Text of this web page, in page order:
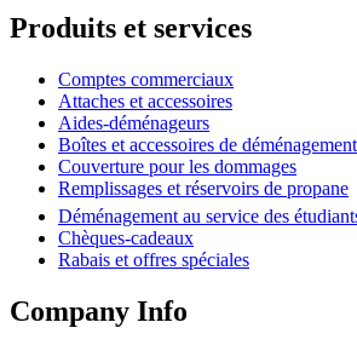
Produits et services
Comptes commerciaux
Attaches et accessoires
Aides-déménageurs
Boîtes et accessoires de déménagement
Couverture pour les dommages
Remplissages et réservoirs de propane
Déménagement au service des
Chèques-cadeaux
Rabais et offres spéciales
Company Info